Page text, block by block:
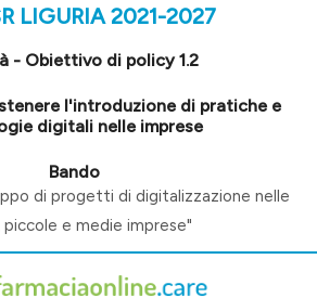
LIGURIA 2021-2027
- Obiettivo di policy 1.2
l'introduzione di pratiche e
digitali nelle imprese
Bando
di progetti di digitalizzazione nelle
piccole e medie imprese"